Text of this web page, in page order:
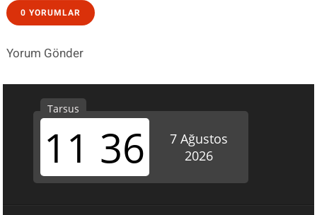
0 YORUMLAR
Yorum Gönder